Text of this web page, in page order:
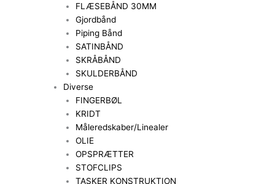
FLÆSEBÅND 30MM
Gjordbånd
Piping Bånd
SATINBÅND
SKRÅBÅND
SKULDERBÅND
Diverse
FINGERBØL
KRIDT
Måleredskaber/Linealer
OLIE
OPSPRÆTTER
STOFCLIPS
TASKER KONSTRUKTION